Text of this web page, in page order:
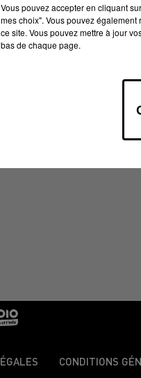
11/2023 À 08H30
CONDITIONS
Vous pouvez accepter en cliquant
mes choix". Vous pouvez
ce site. Vous pouvez mettre à jour
bas de chaque page.